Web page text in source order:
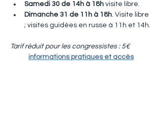
Samedi 30 de 14h à 18h visite libre.
Dimanche 31 de 11h à 18h. Visite libre
; visites guidées en russe à 11h et 14h.
Tarif réduit pour les congressistes : 5€
informations pratiques et accès